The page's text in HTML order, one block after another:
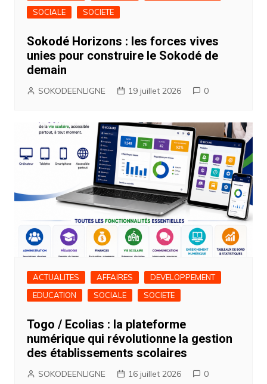
SOCIALE
SOCIETE
Sokodé Horizons : les forces vives
unies pour construire le Sokodé de
demain
SOKODEENLIGNE 19 juillet 2026 0
ACTUALITES AFFAIRES
DEVELOPPEMENT
EDUCATION
SOCIALE SOCIETE
Togo / Ecolias : la plateforme
numérique qui révolutionne la gestion
des établissements scolaires
SOKODEENLIGNE 16 juillet 2026 0